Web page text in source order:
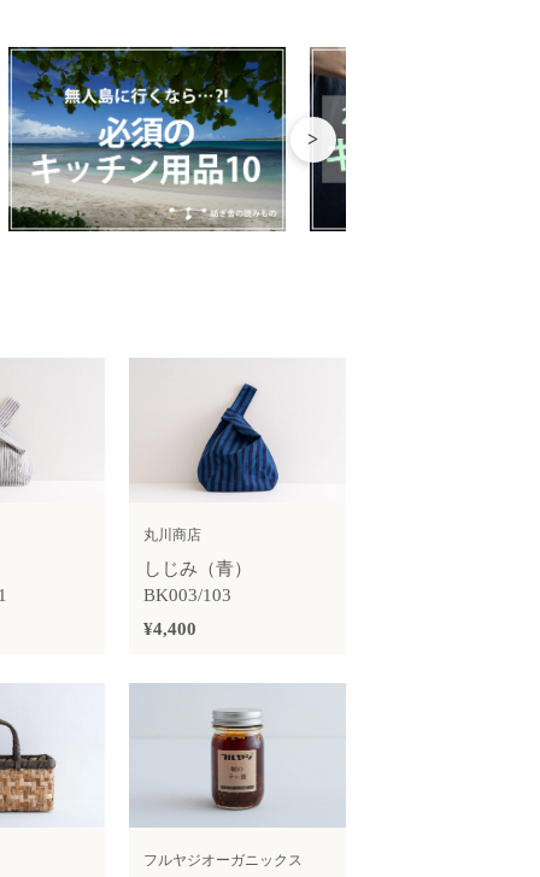
>
丸川商店
しじみ（青）
BK003/103
¥4,400
フルヤジオーガニックス